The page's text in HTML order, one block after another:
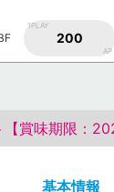
1PLAY
200
AP
賞味期限：
基本情報